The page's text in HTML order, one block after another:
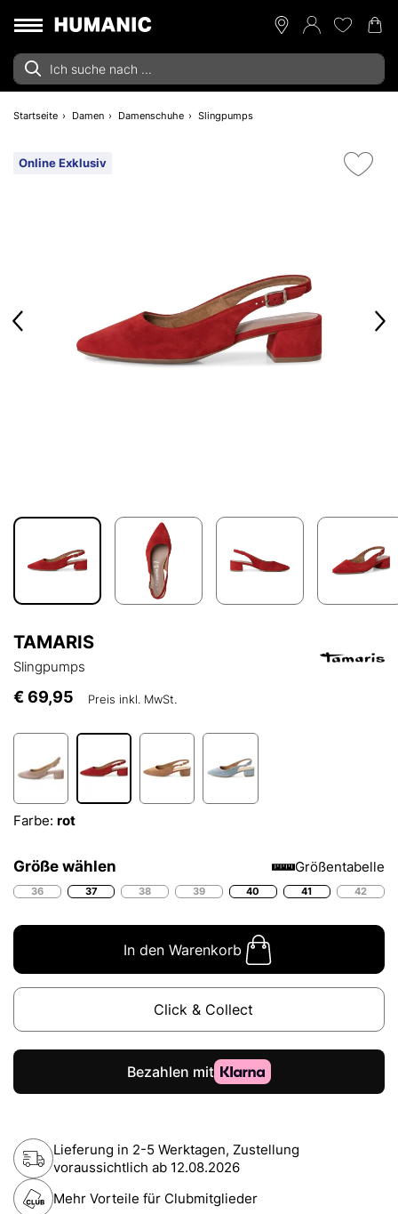
Startseite Damen Damenschuhe Slingpumps
Online Exklusiv
TAMARIS
Slingpumps
€ 69,95 Preis inkl. MwSt.
Farbe: rot
Größe wählen Größentabelle
36 37 38 39 40 41 42
In den Warenkorb
Click & Collect
Lieferung in 2-5 Werktagen, Zustellung
voraussichtlich ab 12.08.2026
Mehr Vorteile für Clubmitglieder